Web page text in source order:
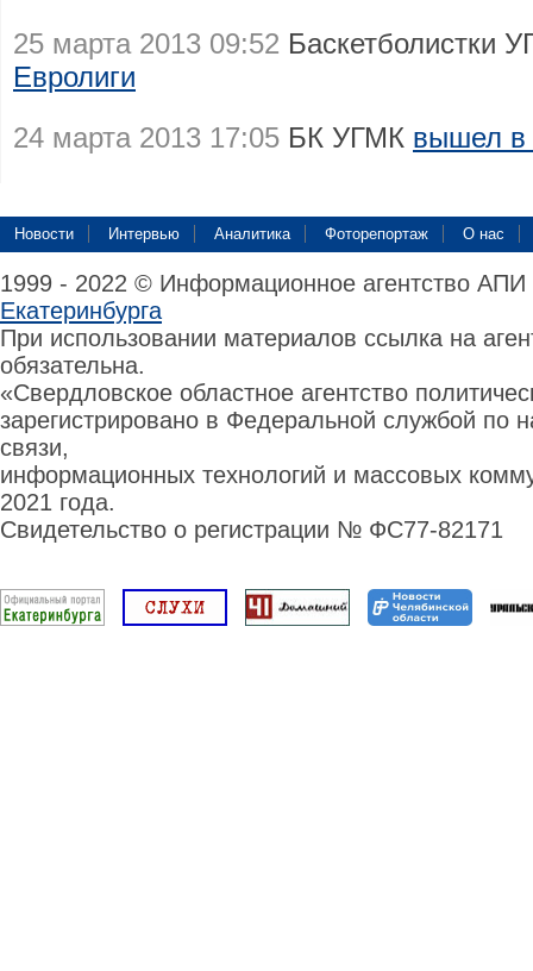
25 марта 2013 09:52 Баскетболистки
Евролиги
24 марта 2013 17:05 БК УГМК вышел в
Новости Интервью Аналитика Фоторепортаж О нас
1999 - 2022 © Информационное агентство
Екатеринбурга
При использовании материалов ссылка на
обязательна.
«Свердловское областное агентство
зарегистрировано в Федеральной службой по
связи,
информационных технологий и массовых
2021 года.
Свидетельство о регистрации № ФС77-82171